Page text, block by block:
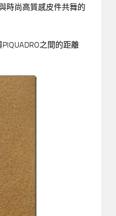
時尚高質感皮件共舞的
之間的距離